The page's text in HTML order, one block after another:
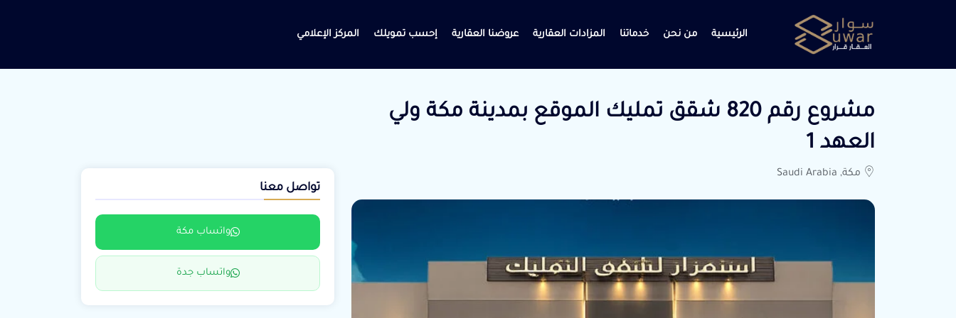
الرئيسية من نحن خدماتنا المزادات العقارية عروضنا العقارية إحسب تمويلك المركز الإعلامي
مشروع رقم 820 شقق تمليك الموقع بمدينة مكة ولي
العهد 1
مكة, Saudi Arabia
تواصل معنا
واتساب مكة
واتساب جدة